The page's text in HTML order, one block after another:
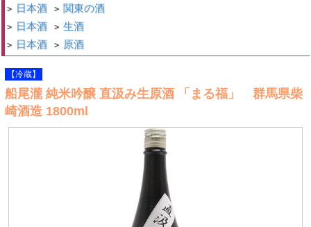
> 日本酒 > 関東の酒
> 日本酒 > 生酒
> 日本酒 > 原酒
【冷蔵】
船尾瀧 純米吟醸 直汲み生原酒 「まる福」 群馬県柴
崎酒造 1800ml